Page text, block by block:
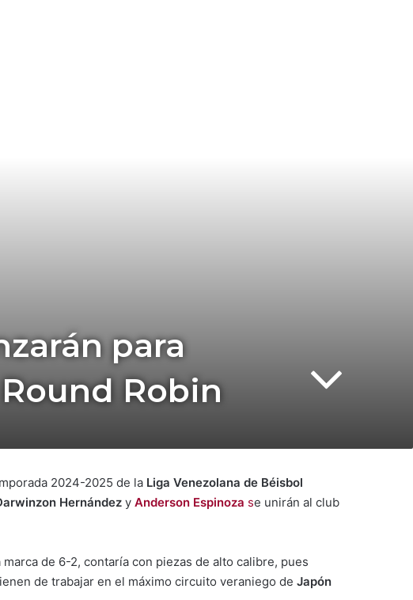
para
Robin
2024-2025 de la Liga Venezolana de Béisbol
Hernández y Anderson Espinoza se unirán al club
de 6-2, contaría con piezas de alto calibre, pues
de trabajar en el máximo circuito veraniego de Japón